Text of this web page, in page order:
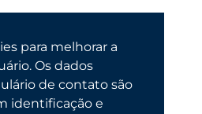
para melhorar a
Os dados
de contato são
identificação e